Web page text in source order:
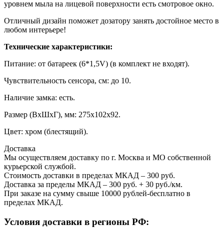
уровнем мыла на лицевой поверхности есть смотровое окно.
Отличный дизайн поможет дозатору занять достойное место в
любом интерьере!
Технические характеристики:
Питание: от батареек (6*1,5V) (в комплект не входят).
Чувствительность сенсора, см: до 10.
Наличие замка: есть.
Размер (ВхШхГ), мм: 275х102х92.
Цвет: хром (блестящий).
Доставка
Мы осуществляем доставку по г. Москва и МО собственной
курьерской службой.
Стоимость доставки в пределах МКАД – 300 руб.
Доставка за пределы МКАД – 300 руб. + 30 руб./км.
При заказе на сумму свыше 10000 рублей-бесплатно в
пределах МКАД.
Условия доставки в регионы РФ: